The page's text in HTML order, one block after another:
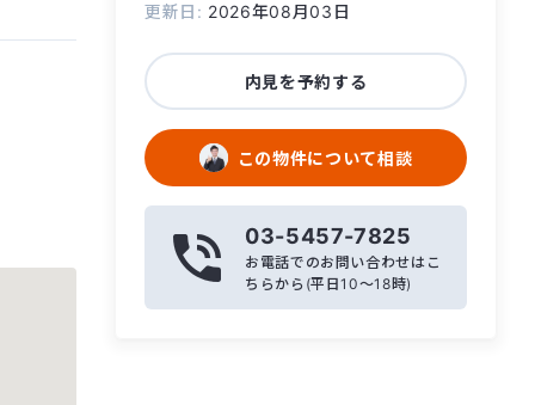
更新日: 2026年08月03日
内見を予約する
この物件について相談
03-5457-7825
お電話でのお問い合わせはこ
ちらから(平日10〜18時)